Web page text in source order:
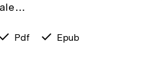
verfügbar
Pdf
verfügbar
Epub